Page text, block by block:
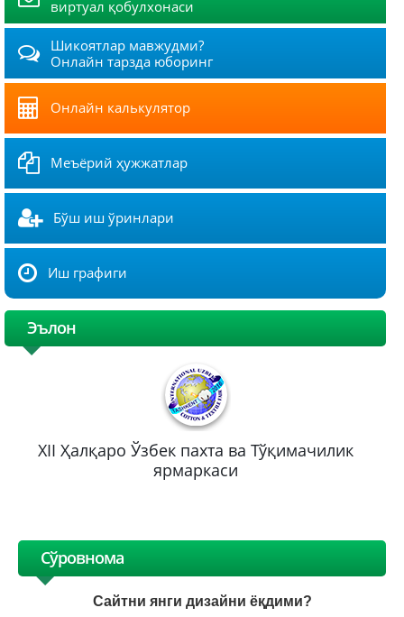
виртуал қобулхонаси
Шикоятлар мавжудми?
Онлайн тарзда юборинг
Онлайн калькулятор
Меъёрий ҳужжатлар
Бўш иш ўринлари
Иш графиги
Эълон
XII Ҳалқаро Ўзбек пахта ва Тўқимачилик
ярмаркаси
Сўровнома
Сайтни янги дизайни ёқдими?